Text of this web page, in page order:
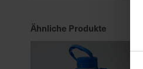
Ähnliche Produkte